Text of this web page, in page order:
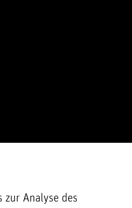
zur Analyse des